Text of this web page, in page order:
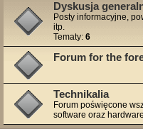
Dyskusja
Posty informacyjne,
itp.
Tematy: 6
Forum for the
Technikalia
Forum poświęcone
software oraz hardware